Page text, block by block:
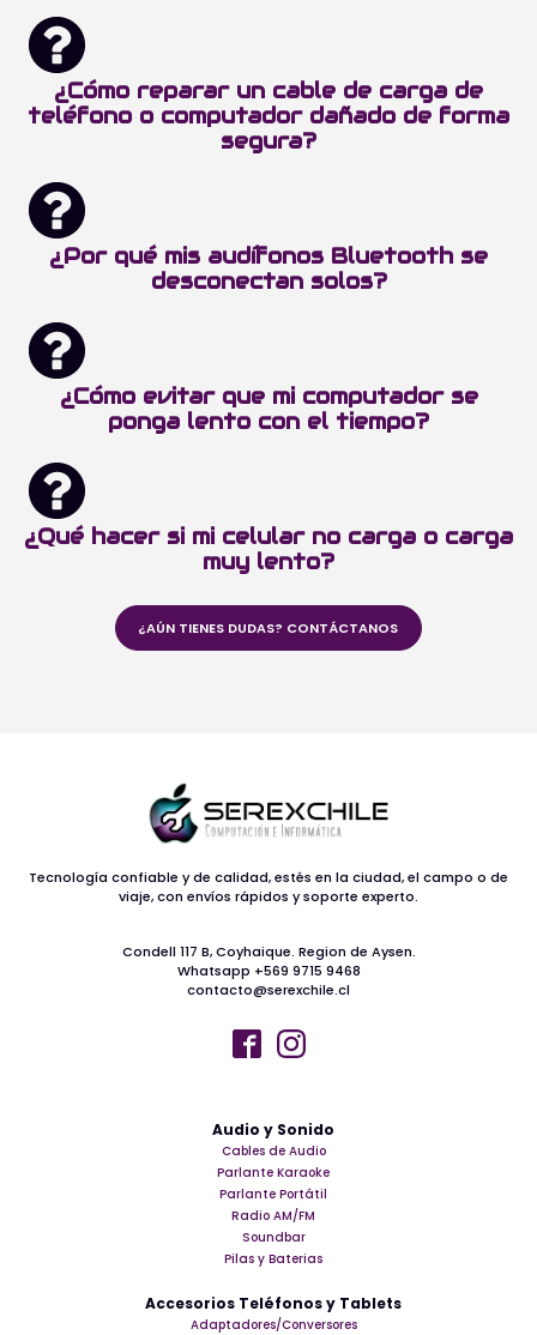
¿Cómo reparar un cable de carga de
teléfono o computador dañado de forma
segura?
¿Por qué mis audífonos Bluetooth se
desconectan solos?
¿Cómo evitar que mi computador se
ponga lento con el tiempo?
¿Qué hacer si mi celular no carga o carga
muy lento?
¿AÚN TIENES DUDAS? CONTÁCTANOS
Audio y Sonido
Cables de Audio
Parlante Karaoke
Parlante Portátil
Radio AM/FM
Soundbar
Pilas y Baterias
Accesorios Teléfonos y Tablets
Adaptadores/Conversores
Tecnología confiable y de calidad, estés en la ciudad, el campo o de
viaje, con envíos rápidos y soporte experto.
Condell 117 B, Coyhaique. Region de Aysen.
Whatsapp +569 9715 9468
contacto@serexchile.cl